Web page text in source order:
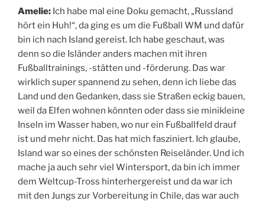
Amelie: Ich habe mal eine Doku gemacht, „Russland
hört ein Huh!“, da ging es um die Fußball WM und dafür
bin ich nach Island gereist. Ich habe geschaut, was
denn so die Isländer anders machen mit ihren
Fußballtrainings, -stätten und -förderung. Das war
wirklich super spannend zu sehen, denn ich liebe das
Land und den Gedanken, dass sie Straßen eckig bauen,
weil da Elfen wohnen könnten oder dass sie minikleine
Inseln im Wasser haben, wo nur ein Fußballfeld drauf
ist und mehr nicht. Das hat mich fasziniert. Ich glaube,
Island war so eines der schönsten Reiseländer. Und ich
mache ja auch sehr viel Wintersport, da bin ich immer
dem Weltcup-Tross hinterhergereist und da war ich
mit den Jungs zur Vorbereitung in Chile, das war auch